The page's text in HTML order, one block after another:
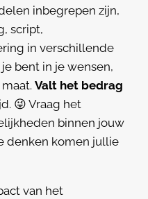
inbegrepen zijn,
script,
in verschillende
bent in je wensen,
Valt het bedrag
😜 Vraag het
binnen jouw
denken komen jullie
van het